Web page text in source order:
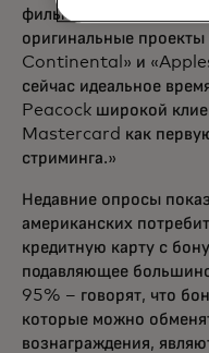
фильм ужасов «Five
оригинальные проекты
Continental» и
сейчас идеальное
Peacock широкой
Mastercard как
стриминга.»
Недавние опросы
американских
кредитную карту с
подавляющее
95% – говорят, что
которые можно
вознаграждения,